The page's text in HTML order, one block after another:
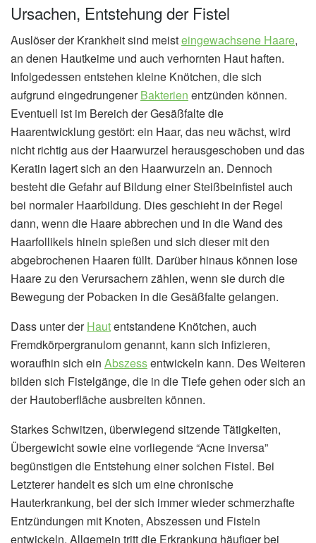
Ursachen, Entstehung der Fistel
Auslöser der Krankheit sind meisteingewachsene Haare,
an denen Hautkeime und auch verhornten Haut haften.
Infolgedessen entstehen kleine Knötchen, die sich
aufgrund eingedrungenerBakterien entzünden können.
Eventuell ist im Bereich der Gesäßfalte die
Haarentwicklung gestört: ein Haar, das neu wächst, wird
nicht richtig aus der Haarwurzel herausgeschoben und das
Keratin lagert sich an den Haarwurzeln an. Dennoch
besteht die Gefahr auf Bildung einer Steißbeinfistel auch
bei normaler Haarbildung. Dies geschieht in der Regel
dann, wenn die Haare abbrechen und in die Wand des
Haarfollikels hinein spießen und sich dieser mit den
abgebrochenen Haaren füllt. Darüber hinaus können lose
Haare zu den Verursachern zählen, wenn sie durch die
Bewegung der Pobacken in die Gesäßfalte gelangen.
Dass unter derHautentstandene Knötchen, auch
Fremdkörpergranulom genannt, kann sich infizieren,
woraufhin sich ein Abszessentwickeln kann. Des Weiteren
bilden sich Fistelgänge, die in die Tiefe gehen oder sich an
der Hautoberfläche ausbreiten können.
Starkes Schwitzen, überwiegend sitzende Tätigkeiten,
Übergewicht sowie eine vorliegende “Acne inversa”
begünstigen die Entstehung einer solchen Fistel. Bei
Letzterer handelt es sich um eine chronische
Hauterkrankung, bei der sich immer wieder schmerzhafte
Entzündungen mit Knoten, Abszessen und Fisteln
entwickeln. Allgemein tritt die Erkrankung häufiger bei